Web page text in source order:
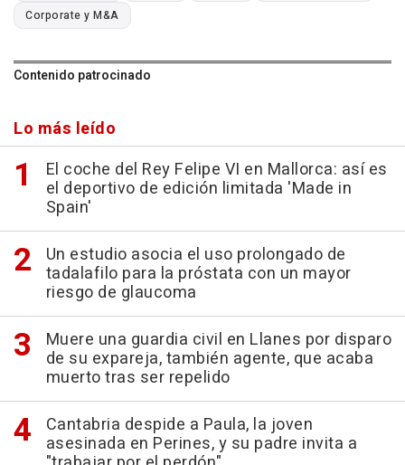
Corporate y M&A
Contenido patrocinado
Lo más leído
El coche del Rey Felipe VI en Mallorca: así es
el deportivo de edición limitada 'Made in
Spain'
Un estudio asocia el uso prolongado de
tadalafilo para la próstata con un mayor
riesgo de glaucoma
Muere una guardia civil en Llanes por disparo
de su expareja, también agente, que acaba
muerto tras ser repelido
Cantabria despide a Paula, la joven
asesinada en Perines, y su padre invita a